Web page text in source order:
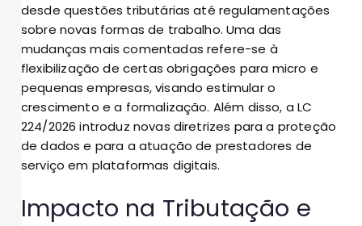
desde questões tributárias até regulamentações
sobre novas formas de trabalho. Uma das
mudanças mais comentadas refere-se à
flexibilização de certas obrigações para micro e
pequenas empresas, visando estimular o
crescimento e a formalização. Além disso, a LC
224/2026 introduz novas diretrizes para a proteção
de dados e para a atuação de prestadores de
serviço em plataformas digitais.
Impacto na Tributação e